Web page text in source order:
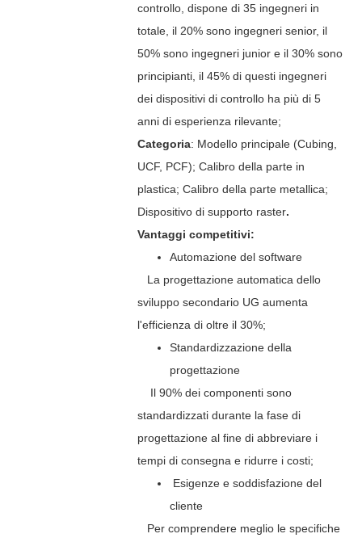
controllo, dispone di 35 ingegneri in
totale, il 20% sono ingegneri senior, il
50% sono ingegneri junior e il 30% sono
principianti, il 45% di questi ingegneri
dei dispositivi di controllo ha più di 5
anni di esperienza rilevante;
Categoria: Modello principale (Cubing,
UCF, PCF); Calibro della parte in
plastica; Calibro della parte metallica;
Dispositivo di supporto raster.
Vantaggi competitivi:
Automazione del software
La progettazione automatica dello
sviluppo secondario UG aumenta
l'efficienza di oltre il 30%;
Standardizzazione della
progettazione
Il 90% dei componenti sono
standardizzati durante la fase di
progettazione al fine di abbreviare i
tempi di consegna e ridurre i costi;
Esigenze e soddisfazione del
cliente
Per comprendere meglio le specifiche